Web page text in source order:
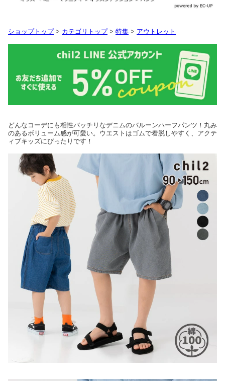
ショップトップ> カテゴリトップ> 特集 > アウトレット
どんなコーデにも相性バッチリなデニムのバルーンハーフパンツ！丸み
のあるボリューム感が可愛い。ウエストはゴムで着脱しやすく、アクテ
ィブキッズにぴったりです！